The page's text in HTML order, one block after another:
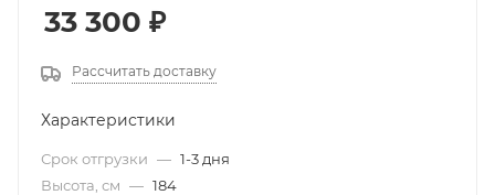
33 300 ₽
Рассчитать доставку
Характеристики
Срок отгрузки — 1-3 дня
Высота, см — 184